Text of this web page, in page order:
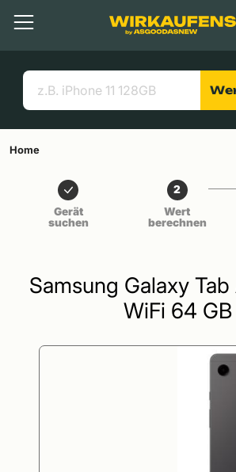
Menü
Suchen
Nützliche Links
Home
Gerät
suchen
2
Wert
berechnen
Samsung Galaxy Tab
WiFi 64 GB